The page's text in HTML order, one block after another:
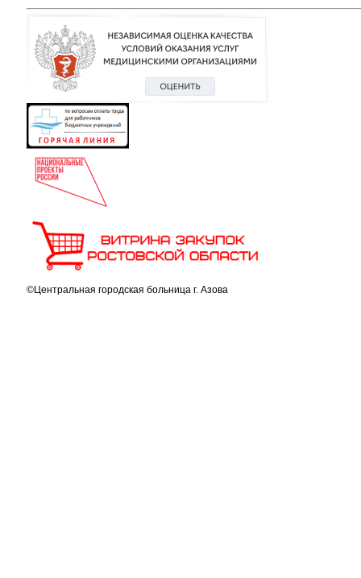
©Центральная городская больница г. Азова